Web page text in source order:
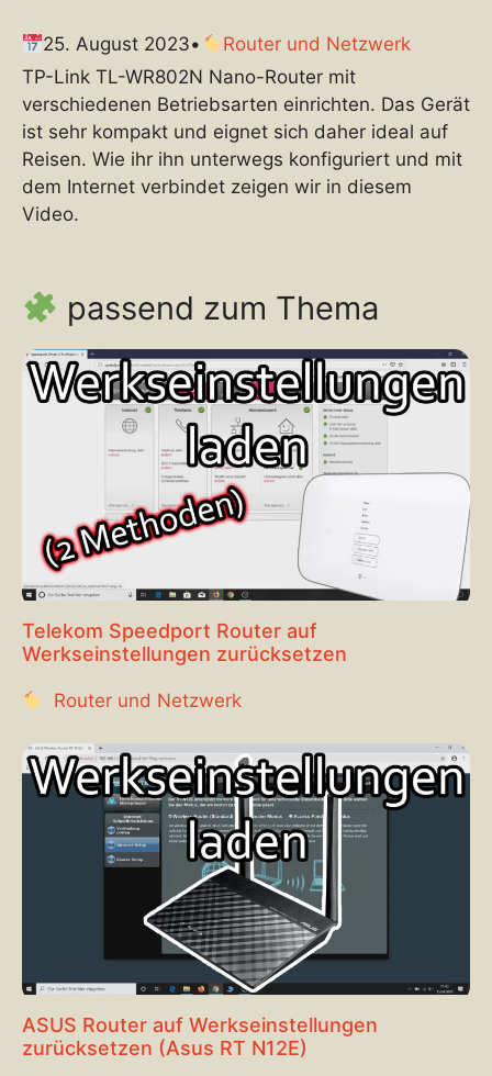
25. August 2023•
Router und Netzwerk
TP-Link TL-WR802N Nano-Router mit
verschiedenen Betriebsarten einrichten. Das Gerät
ist sehr kompakt und eignet sich daher ideal auf
Reisen. Wie ihr ihn unterwegs konfiguriert und mit
dem Internet verbindet zeigen wir in diesem
Video.
passend zum Thema
Telekom Speedport Router auf
Werkseinstellungen zurücksetzen
Router und Netzwerk
ASUS Router auf Werkseinstellungen
zurücksetzen (Asus RT N12E)